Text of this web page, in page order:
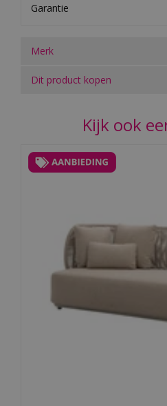
Garantie
Merk
Dit product kopen
Kijk ook